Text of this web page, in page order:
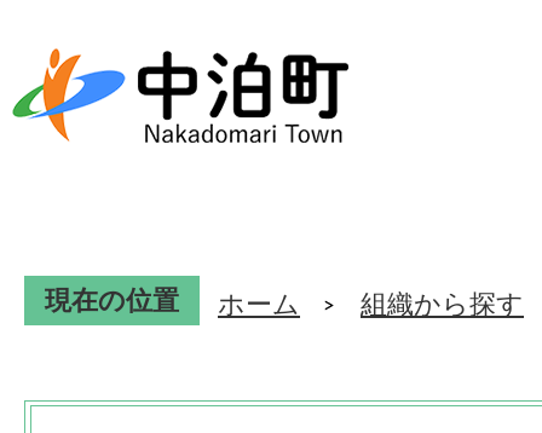
現在の位置 ホーム 組織から探す